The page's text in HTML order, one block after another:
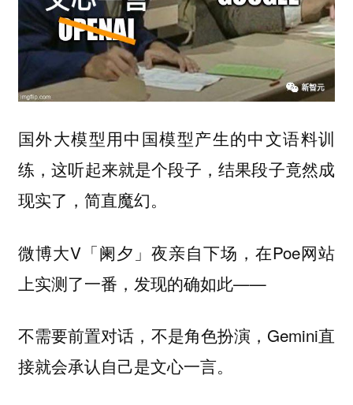
国外大模型用中国模型产生的中文语料训
练，这听起来就是个段子，结果段子竟然成
现实了，简直魔幻。
微博大V「阑夕」夜亲自下场，在Poe网站
上实测了一番，发现的确如此——
不需要前置对话，不是角色扮演，Gemini直
接就会承认自己是文心一言。